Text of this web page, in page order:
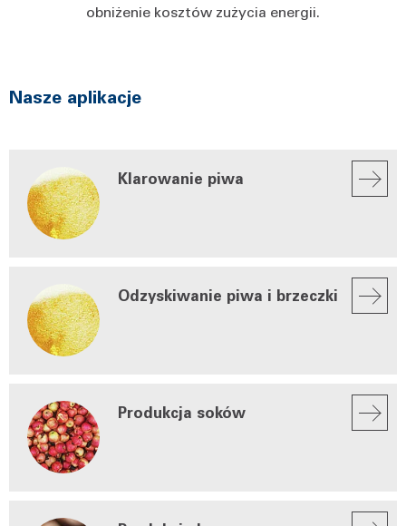
obniżenie kosztów zużycia energii.
Nasze aplikacje
Klarowanie piwa
Odzyskiwanie piwa i brzeczki
Produkcja soków